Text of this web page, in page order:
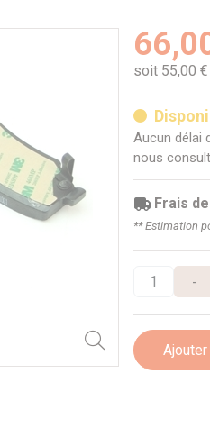
soit 55,00
Aucun délai
nous
Frais
** Estimation
-